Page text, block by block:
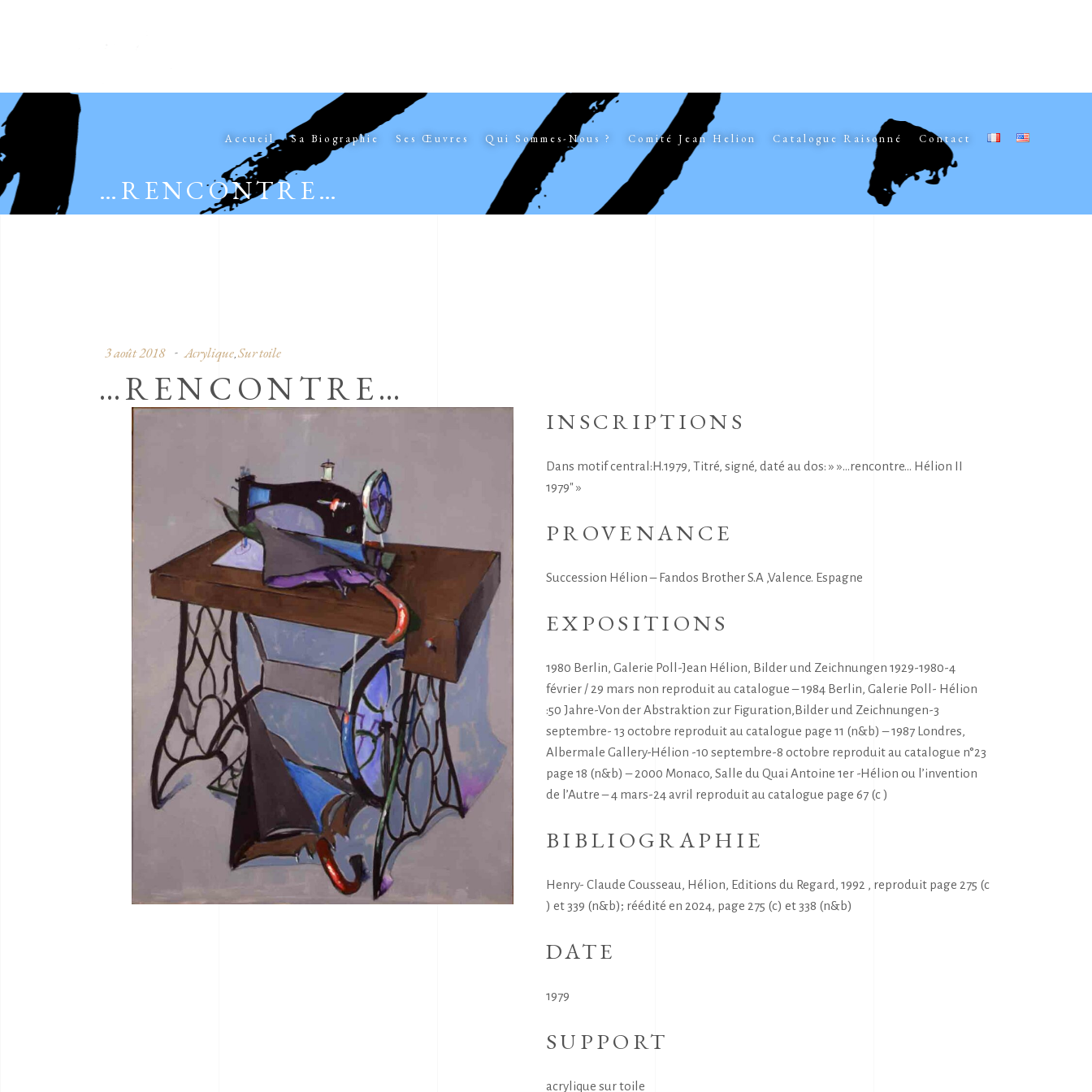
Accueil Sa Biographie Ses Œuvres Qui Sommes-Nous ? Comité Jean Helion Catalogue Raisonné Contact
…RENCONTRE…
3 août 2018 Acrylique, Sur toile
…RENCONTRE…
INSCRIPTIONS
Dans motif central:H.1979, Titré, signé, daté au dos: » »…rencontre… Hélion II
1979″ »
PROVENANCE
Succession Hélion – Fandos Brother S.A ,Valence. Espagne
EXPOSITIONS
1980 Berlin, Galerie Poll-Jean Hélion, Bilder und Zeichnungen 1929-1980-4
février / 29 mars non reproduit au catalogue – 1984 Berlin, Galerie Poll- Hélion
:50 Jahre-Von der Abstraktion zur Figuration,Bilder und Zeichnungen-3
septembre- 13 octobre reproduit au catalogue page 11 (n&b) – 1987 Londres,
Albermale Gallery-Hélion -10 septembre-8 octobre reproduit au catalogue n°23
page 18 (n&b) – 2000 Monaco, Salle du Quai Antoine 1er -Hélion ou l’invention
de l’Autre – 4 mars-24 avril reproduit au catalogue page 67 (c )
BIBLIOGRAPHIE
Henry- Claude Cousseau, Hélion, Editions du Regard, 1992 , reproduit page 275 (c
) et 339 (n&b); réédité en 2024, page 275 (c) et 338 (n&b)
DATE
1979
SUPPORT
acrylique sur toile